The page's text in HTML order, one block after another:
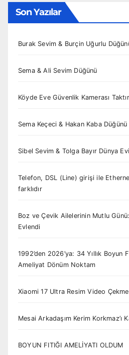
Son Yazılar
Burak Sevim & Burçin Uğurlu
Sema & Ali Sevim Düğünü
Köyde Eve Güvenlik Kamerası
Sema Keçeci & Hakan Kaba Düğünü
Sibel Sevim & Tolga Bayır Dünya
Telefon, DSL (Line) girişi ile
farklıdır
Boz ve Çevik Ailelerinin Mutlu
Evlendi
1992’den 2026’ya: 34 Yıllık Boyun
Ameliyat Dönüm Noktam
Xiaomi 17 Ultra Resim Video Çekme
Mesai Arkadaşım Kerim Korkmaz’ı
BOYUN FITIĞI AMELİYATI OLDUM